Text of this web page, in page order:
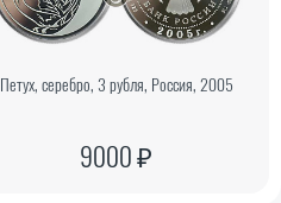
Петух, серебро, 3 рубля, Россия, 2005
9000 ₽